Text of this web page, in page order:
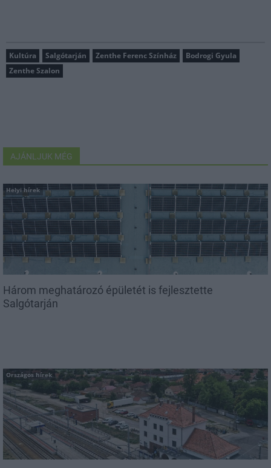
Kultúra Salgótarján Zenthe Ferenc Színház
Bodrogi Gyula
Zenthe Szalon
AJÁNLJUK MÉG
Helyi hírek
Három meghatározó épületét is fejlesztette
Salgótarján
Országos hírek